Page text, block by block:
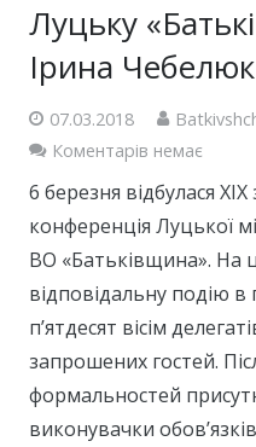
Луцьку
Ірина Чебелюк
07.03.2018
Коментарів немає
6 березня відбулася
конференція Луцької
ВО «Батьківщина». На
відповідальну подію
п’ятдесят вісім
запрошених гостей.
формальностей
виконувачки